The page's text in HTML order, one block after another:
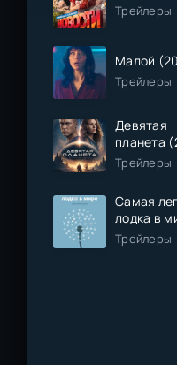
Трейлеры
Малой
Трейлеры
Девятая
планета
Трейлеры
Самая
лодка в
(2026)
Трейлеры